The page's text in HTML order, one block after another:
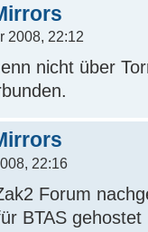
2008, 22:12
nicht über
22:16
Forum
BTAS